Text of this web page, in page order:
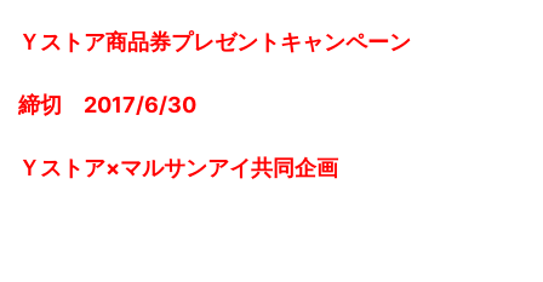
Ｙストア商品券プレゼントキャンペーン
締切 2017/6/30
Ｙストア×マルサンアイ共同企画